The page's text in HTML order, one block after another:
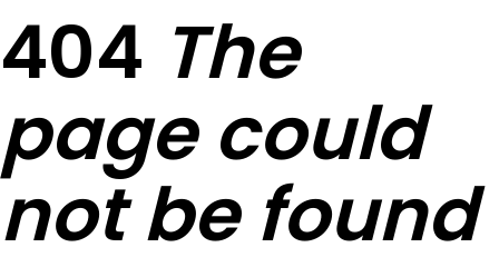
404 The
page could
not be found